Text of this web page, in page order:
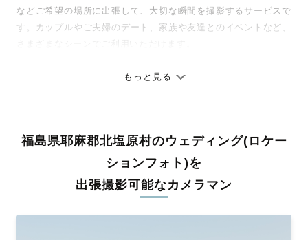
などご希望の場所に出張して、大切な瞬間を撮影するサービスで
す。カップルやご夫婦のデート、家族や友達とのイベントなど、
ありのままの空気感を大切に、何十年経っても見返したくなるよ
料金は全国どこでも一律。わかりやすく安心の価格設定です。オ
リジナルの研修と厳正な審査に合格し、撮影技術やホスピタリテ
ィを身につけたプロのカメラマンが全国47都道府県に在籍してい
ます。創業10年のノウハウを活かし、思い出に残る素敵な撮影体
もっと見る
福島県耶麻郡北塩原村のウェディング(ロケー
ションフォト)を
出張撮影可能なカメラマン